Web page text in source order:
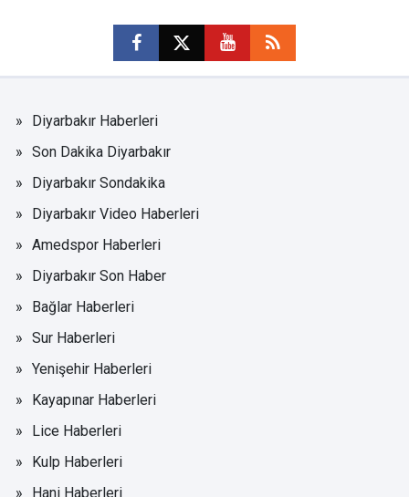
Diyarbakır Haberleri
Son Dakika Diyarbakır
Diyarbakır Sondakika
Diyarbakır Video Haberleri
Amedspor Haberleri
Diyarbakır Son Haber
Bağlar Haberleri
Sur Haberleri
Yenişehir Haberleri
Kayapınar Haberleri
Lice Haberleri
Kulp Haberleri
Hani Haberleri